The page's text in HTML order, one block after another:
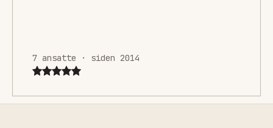
7 ansatte · siden 2014